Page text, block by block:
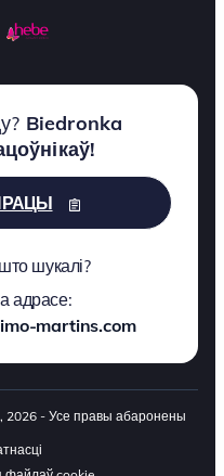
Biedronka
шукалі?
адрасе:
martins.com
2026 - Усе правы абаронены